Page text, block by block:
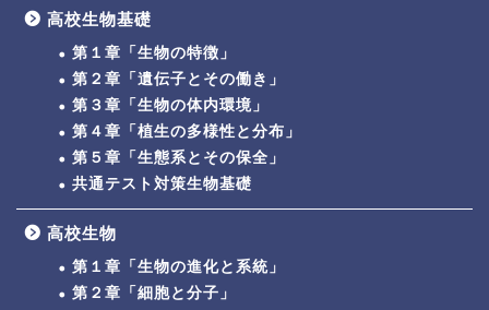
高校生物基礎
第１章「生物の特徴」
第２章「遺伝子とその働き」
第３章「生物の体内環境」
第４章「植生の多様性と分布」
第５章「生態系とその保全」
共通テスト対策生物基礎
高校生物
第１章「生物の進化と系統」
第２章「細胞と分子」